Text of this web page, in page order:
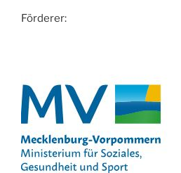
Förderer: